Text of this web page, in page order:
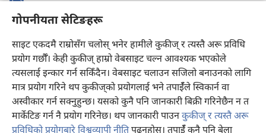
गोपनीयता सेटिङहरू
साइट एकदमै राम्रोसँग चलोस् भनेर हामीले कुकीज् र त्यस्तै अरू प्रविधि
प्रयोग गर्छौँ। केही कुकीज्‌ हाम्रो वेबसाइट चल्न आवश्यक भएकोले
त्यसलाई इन्कार गर्न सकिँदैन। वेबसाइट चलाउन सजिलो बनाउनको लागि
मात्र प्रयोग गरिने थप कुकीज्‌को प्रयोगलाई भने तपाईँले स्विकार्न वा
अस्वीकार गर्न सक्नुहुन्छ। यसको कुनै पनि जानकारी बिक्री गरिनेछैन न त
मार्केटिङ गर्न नै प्रयोग गरिनेछ। थप जानकारी पाउनकुकीज् र त्यस्तै अरू
(ब्राउजरको
अर्को
नयाँ
पृष्ठ
प्रहरीधरहरा अनलाइन लाइब्रेरी
(ब्राउजरको
अर्को
नयाँ
पृष्ठ
खुल्नेछ)
JW Hub ®
(ब्राउजरको
अर्को
ट्याबमा
नयाँ
पृष्ठ
खुल्नेछ)
JW लाइब्रेरी